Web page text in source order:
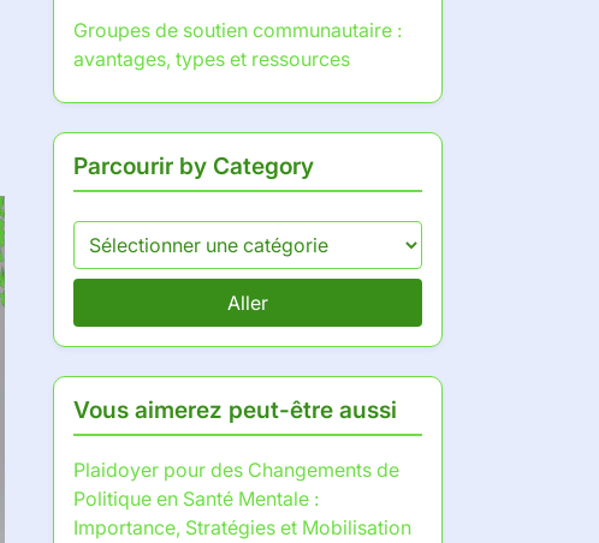
Groupes de soutien communautaire :
avantages, types et ressources
Parcourir by Category
Aller
Vous aimerez peut-être aussi
Plaidoyer pour des Changements de
Politique en Santé Mentale :
Importance, Stratégies et Mobilisation